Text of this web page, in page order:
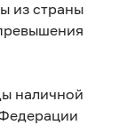
из страны
наличной